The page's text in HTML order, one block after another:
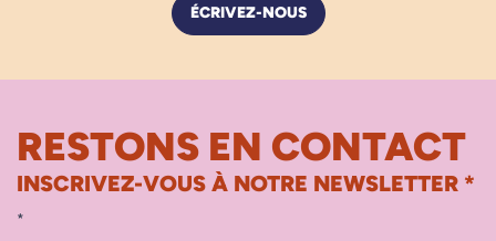
2/ Mesurez le diamètre de la main courante :
Le diamètre extérieur de votre main courante
définit la taille de votre flasque.
ÉCRIVEZ-NOUS
RESTONS EN CONTACT
INSCRIVEZ-VOUS À NOTRE NEWSLETTER *
*